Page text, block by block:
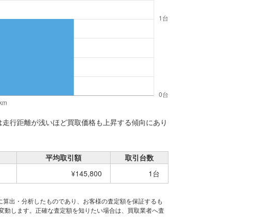
行距離が浅いほど買取価格も上昇する傾向にあり
平均取引額
取引台数
¥145,800 1台
出・分析したものであり、お客様の査定額を保証するも
します。正確な査定額を知りたい場合は、買取業者へ査